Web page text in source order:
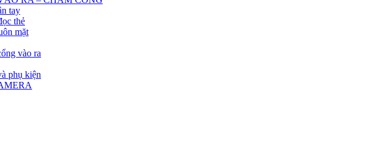
tay
thẻ
mặt
vào ra
phụ kiện